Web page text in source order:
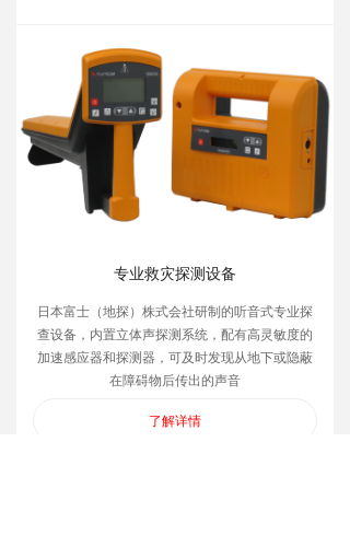
专业救灾探测设备
日本富士（地探）株式会社研制的听音式专业探
查设备，内置立体声探测系统，配有高灵敏度的
加速感应器和探测器，可及时发现从地下或隐蔽
在障碍物后传出的声音
了解详情